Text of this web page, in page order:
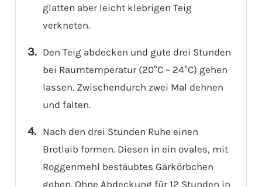
glatten aber leicht klebrigen Teig
verkneten.
Den Teig abdecken und gute drei Stunden
bei Raumtemperatur (20°C – 24°C) gehen
lassen. Zwischendurch zwei Mal dehnen
und falten.
Nach den drei Stunden Ruhe einen
Brotlaib formen. Diesen in ein ovales, mit
Roggenmehl bestäubtes Gärkörbchen
geben. Ohne Abdeckung für 12 Stunden in